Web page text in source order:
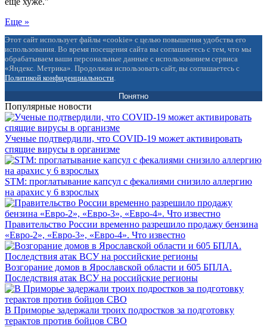
Еще »
Этот сайт использует файлы «cookie» с целью повышения удобства его
использования. Во время посещения сайта вы соглашаетесь с тем, что мы
обрабатываем ваши персональные данные с использованием сервиса
«Яндекс. Метрика». Продолжая использовать сайт, вы соглашаетесь с
Политикой конфиденциальности.
Понятно
Популярные новости
Ученые подтвердили, что COVID-19 может активировать
спящие вирусы в организме
STM: проглатывание капсул с фекалиями снизило аллергию
на арахис у 6 взрослых
Правительство России временно разрешило продажу бензина
«Евро-2», «Евро-3», «Евро-4». Что известно
Возгорание домов в Ярославской области и 605 БПЛА.
Последствия атак ВСУ на российские регионы
В Приморье задержали троих подростков за подготовку
терактов против бойцов СВО